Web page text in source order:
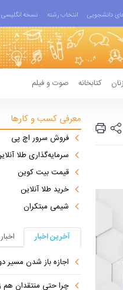
دانشجویی انتخاب رشته نسخه انگلیسی
زنان کتابخانه صوت و فیلم
معرفی کسب و کارها
فروش سرور اچ پی
سرمایه‌گذاری طلا
قیمت بیت کوین
خرید طلا آنلاین
شیمی مبتکران
آخرین اخبار
اجازه باز شدن مسیر
چرا حتی منتقدان هم زیر